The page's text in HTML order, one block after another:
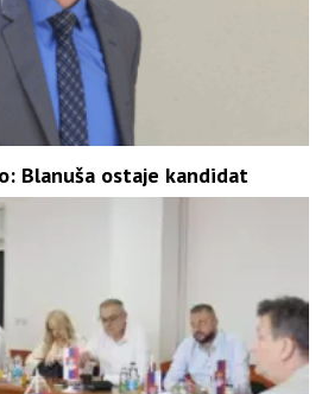
Blanuša ostaje kandidat